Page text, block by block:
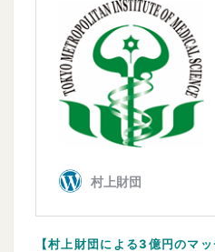
【村上財団による3億円のマ